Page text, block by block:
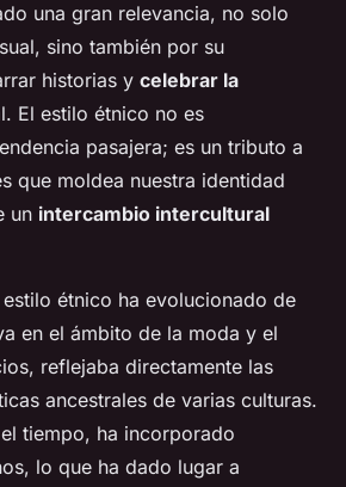
una gran relevancia, no solo
sino también por su
historias y celebrar la
El estilo étnico no es
pasajera; es un tributo a
que moldea nuestra identidad
un intercambio intercultural
étnico ha evolucionado de
en el ámbito de la moda y el
reflejaba directamente las
ancestrales de varias culturas.
tiempo, ha incorporado
lo que ha dado lugar a